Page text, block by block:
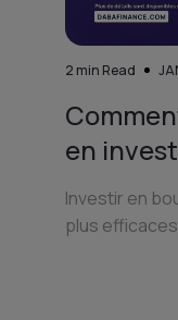
2 min Read
en
Investir en
plus